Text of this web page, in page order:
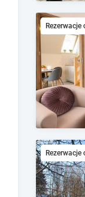
Rezerwacje
Rezerwacje